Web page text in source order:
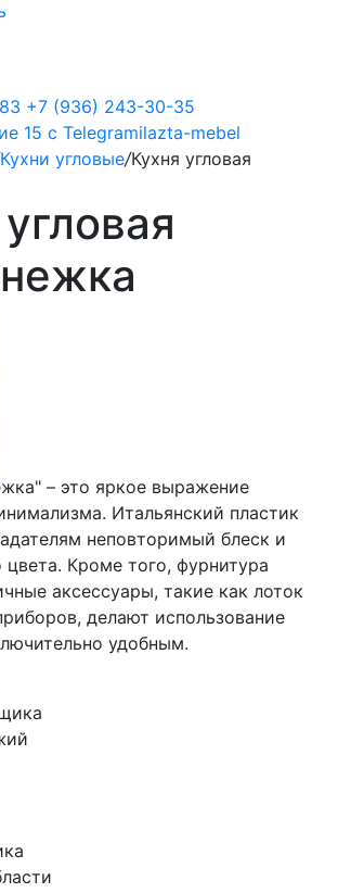
+7 (936) 243-30-35
15 с Telegramilazta-mebel
Кухни угловые/Кухня угловая
– это яркое выражение
Итальянский пластик
неповторимый блеск и
цвета. Кроме того, фурнитура
аксессуары, такие как лоток
делают использование
удобным.